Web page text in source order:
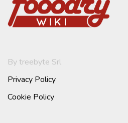
By treebyte Srl
Privacy Policy
Cookie Policy